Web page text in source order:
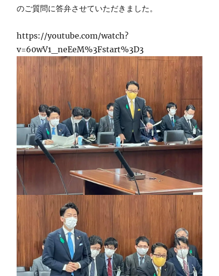
のご質問に答弁させていただきました。
https://youtube.com/watch?
v=60wV1_neEeM%3Fstart%3D3